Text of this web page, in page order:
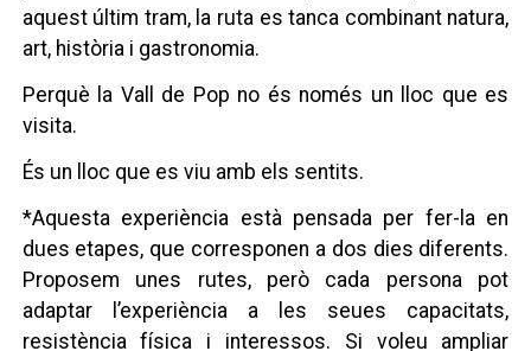
aquest últim tram, la ruta es tanca combinant natura,
art, història i gastronomia.
Perquè la Vall de Pop no és només un lloc que es
visita.
És un lloc que es viu amb els sentits.
*Aquesta experiència està pensada per fer-la en
dues etapes, que corresponen a dos dies diferents.
Proposem unes rutes, però cada persona pot
adaptar l’experiència a les seues capacitats,
resistència física i interessos. Si voleu ampliar